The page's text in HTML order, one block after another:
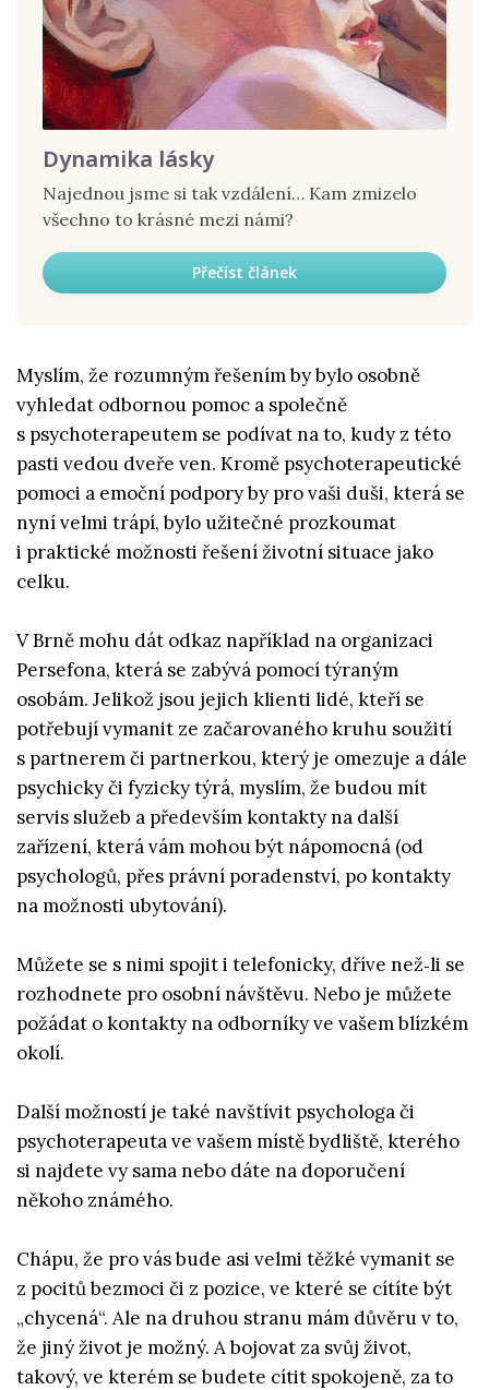
Dynamika lásky
Najednou jsme si tak vzdálení… Kam zmizelo
všechno to krásné mezi námi?
Přečíst článek
Myslím, že rozumným řešením by bylo osobně
vyhledat odbornou pomoc a společně
s psychoterapeutem se podívat na to, kudy z této
pasti vedou dveře ven. Kromě psychoterapeutické
pomoci a emoční podpory by pro vaši duši, která se
nyní velmi trápí, bylo užitečné prozkoumat
i praktické možnosti řešení životní situace jako
celku.
V Brně mohu dát odkaz například na organizaci
Persefona, která se zabývá pomocí týraným
osobám. Jelikož jsou jejich klienti lidé, kteří se
potřebují vymanit ze začarovaného kruhu soužití
s partnerem či partnerkou, který je omezuje a dále
psychicky či fyzicky týrá, myslím, že budou mít
servis služeb a především kontakty na další
zařízení, která vám mohou být nápomocná (od
psychologů, přes právní poradenství, po kontakty
na možnosti ubytování).
Můžete se s nimi spojit i telefonicky, dříve než‑li se
rozhodnete pro osobní návštěvu. Nebo je můžete
požádat o kontakty na odborníky ve vašem blízkém
okolí.
Další možností je také navštívit psychologa či
psychoterapeuta ve vašem místě bydliště, kterého
si najdete vy sama nebo dáte na doporučení
někoho známého.
Chápu, že pro vás bude asi velmi těžké vymanit se
z pocitů bezmoci či z pozice, ve které se cítíte být
„chycená“. Ale na druhou stranu mám důvěru v to,
že jiný život je možný. A bojovat za svůj život,
takový, ve kterém se budete cítit spokojeně, za to